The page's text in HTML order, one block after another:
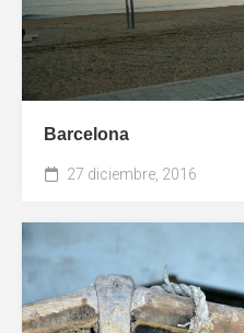
Barcelona
27 diciembre, 2016